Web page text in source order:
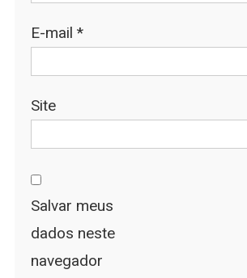
E-mail *
Site
Salvar meus
dados neste
navegador